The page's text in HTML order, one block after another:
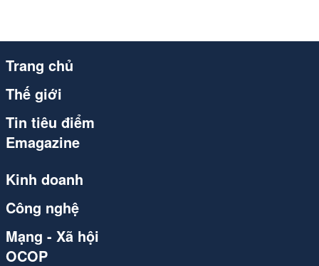
congthuong.vn
congthuong.vn
congthuong.vn
congthuong.vn
congthuong.vn
Trang chủ
Thế giới
Tin tiêu điểm
Emagazine
Kinh doanh
Công nghệ
Mạng - Xã hội
OCOP